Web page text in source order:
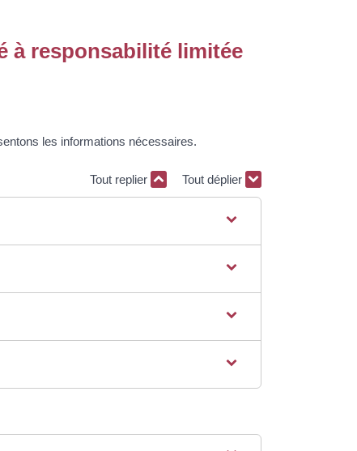
à responsabilité limitée
les informations nécessaires.
Tout replier Tout déplier